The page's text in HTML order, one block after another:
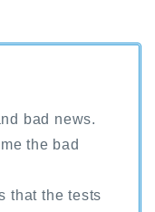
bad news.
the bad
that the tests